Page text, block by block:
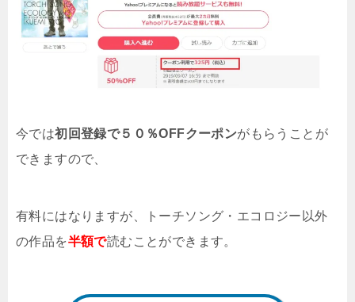
今では初回登録で５０％OFFクーポンがもらうことが
できますので、
有料にはなりますが、トーチソング・エコロジー以外
の作品を半額で読むことができます。